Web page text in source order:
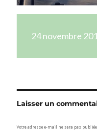
le
24 novembre
Laisser un
Votre adresse e-mail ne sera pas publiée.